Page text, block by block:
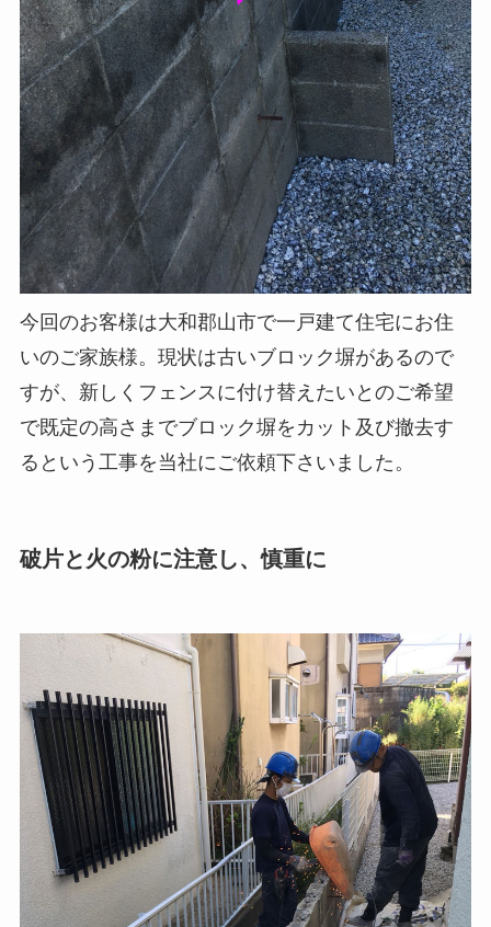
今回のお客様は大和郡山市で一戸建て住宅にお住
いのご家族様。現状は古いブロック塀があるので
すが、新しくフェンスに付け替えたいとのご希望
で既定の高さまでブロック塀をカット及び撤去す
るという工事を当社にご依頼下さいました。
破片と火の粉に注意し、慎重に